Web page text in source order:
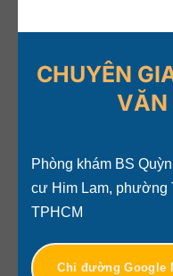
CHUYÊN
VĂN
Phòng khám BS
cư Him Lam, phường
TPHCM
Chỉ đường Google